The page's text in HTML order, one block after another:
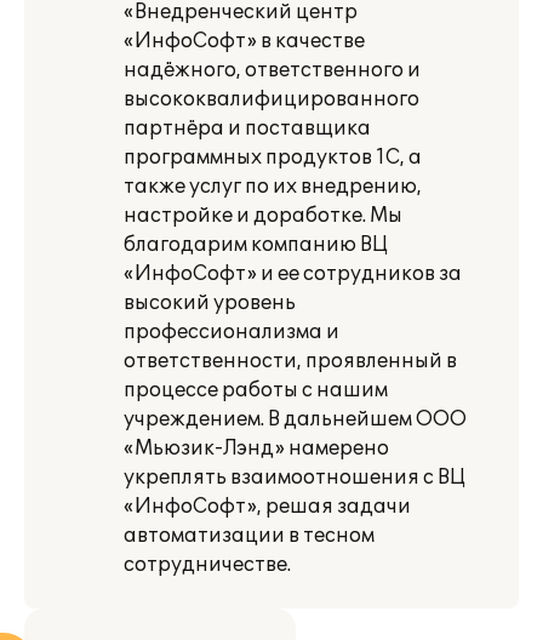
«Внедренческий центр
«ИнфоСофт» в качестве
надёжного, ответственного и
высококвалифицированного
партнёра и поставщика
программных продуктов 1С, а
также услуг по их внедрению,
настройке и доработке. Мы
благодарим компанию ВЦ
«ИнфоСофт» и ее сотрудников за
высокий уровень
профессионализма и
ответственности, проявленный в
процессе работы с нашим
учреждением. В дальнейшем ООО
«Мьюзик-Лэнд» намерено
укреплять взаимоотношения с ВЦ
«ИнфоСофт», решая задачи
автоматизации в тесном
сотрудничестве.